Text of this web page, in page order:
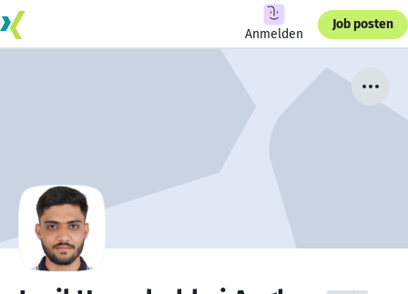
Anmelden
Job posten